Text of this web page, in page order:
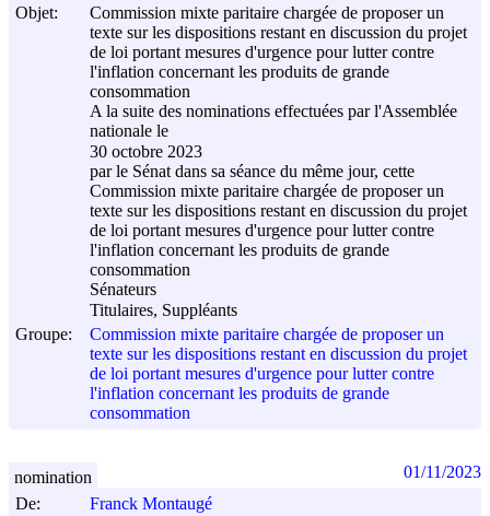
Objet:
Commission mixte paritaire chargée de proposer un
texte sur les dispositions restant en discussion du projet
de loi portant mesures d'urgence pour lutter contre
l'inflation concernant les produits de grande
consommation
A la suite des nominations effectuées par l'Assemblée
nationale le
30 octobre 2023
par le Sénat dans sa séance du même jour, cette
Commission mixte paritaire chargée de proposer un
texte sur les dispositions restant en discussion du projet
de loi portant mesures d'urgence pour lutter contre
l'inflation concernant les produits de grande
consommation
Sénateurs
Titulaires, Suppléants
Groupe:
Commission mixte paritaire chargée de proposer un
texte sur les dispositions restant en discussion du projet
de loi portant mesures d'urgence pour lutter contre
l'inflation concernant les produits de grande
consommation
De:
Franck Montaugé
nomination 01/11/2023